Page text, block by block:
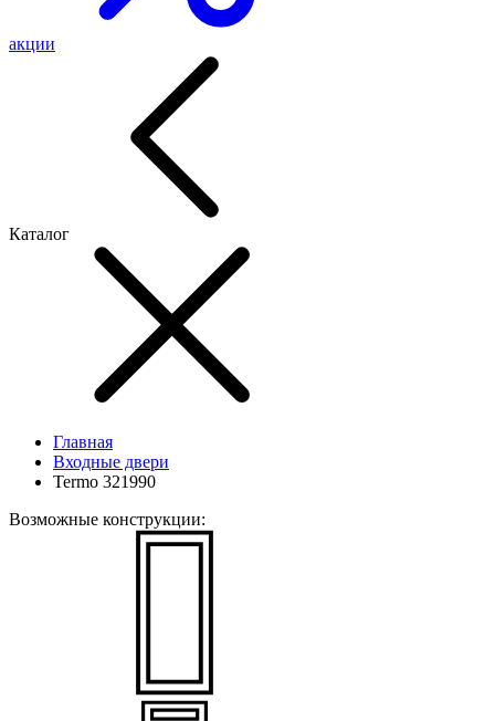
акции
Каталог
Главная
Входные двери
Termo 321990
Возможные конструкции: